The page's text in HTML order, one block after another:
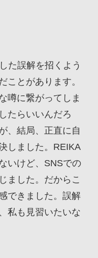
た誤解を招くよう
ことがあります。
噂に繋がってしま
たらいいんだろ
、結局、正直に自
しました。REIKA
いけど、SNSでの
ました。だからこ
できました。誤解
私も見習いたいな